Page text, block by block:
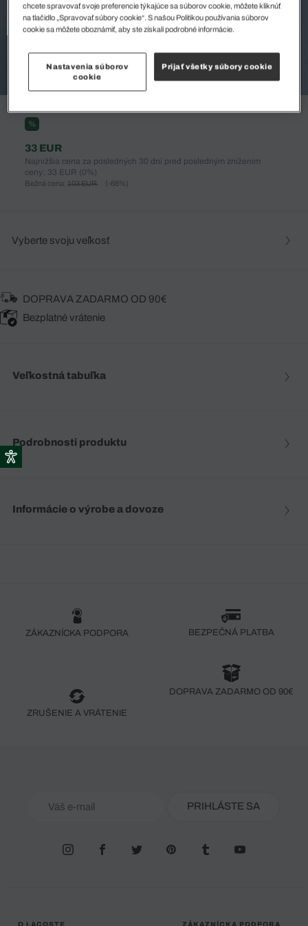
%
33 EUR
Najnižšia cena za posledných 30 dní pred posledným znížením
ceny: 33 EUR (0%)
Bežná cena: 103 EUR (-68%)
Vyberte svoju veľkosť
DOPRAVA ZADARMO OD 90€
Bezplatné vrátenie
Veľkostná tabuľka
Podrobnosti produktu
Informácie o výrobe a dovoze
ZÁKAZNÍCKA PODPORA BEZPEČNÁ PLATBA
ZRUŠENIE A VRÁTENIE
DOPRAVA ZADARMO OD 90€
PRIHLÁSTE SA
O LACOSTE ZÁKAZNÍCKA PODPORA
chcete spravovať svoje preferencie týkajúce sa súborov cookie, môžete kliknúť
na tlačidlo „Spravovať súbory cookie“. S našou Politikou používania súborov
cookie sa môžete oboznámiť, aby ste získali podrobné informácie.
Nastavenia súborov
cookie
Prijať všetky súbory cookie